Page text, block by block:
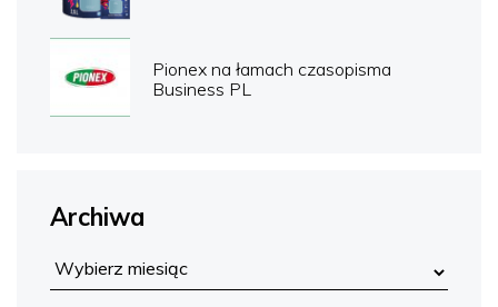
Pionex na łamach czasopisma
Business PL
Archiwa